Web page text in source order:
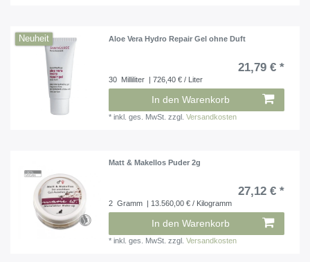
Neuheit Aloe Vera Hydro Repair Gel ohne Duft
21,79 € *
30 Milliliter | 726,40 € / Liter
In den Warenkorb
*inkl. ges. MwSt. zzgl.Versandkosten
Matt & Makellos Puder 2g
27,12 € *
2 Gramm | 13.560,00 € / Kilogramm
In den Warenkorb
*inkl. ges. MwSt. zzgl.Versandkosten